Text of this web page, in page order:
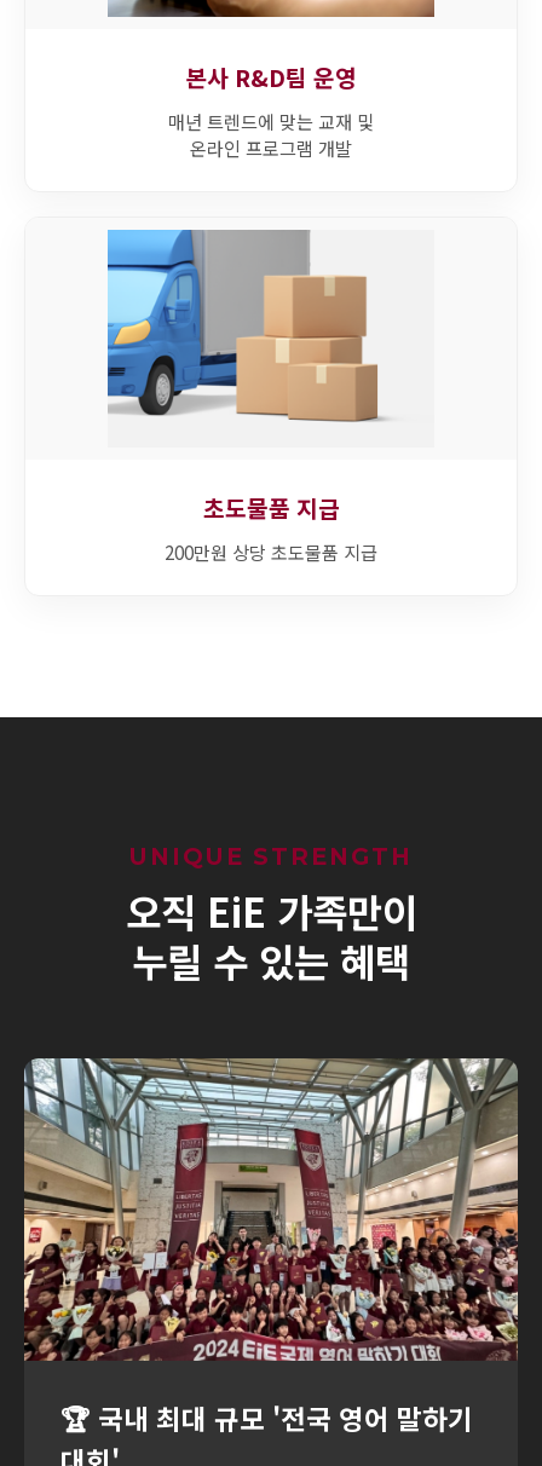
본사 R&D팀 운영
매년 트렌드에 맞는 교재 및
온라인 프로그램 개발
초도물품 지급
200만원 상당 초도물품 지급
UNIQUE STRENGTH
오직 EiE 가족만이
누릴 수 있는 혜택
🏆 국내 최대 규모 '전국 영어 말하기